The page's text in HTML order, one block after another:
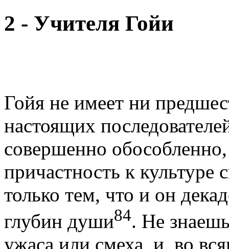
2 - Учителя Гойи
Гойя не имеет ни
настоящих
совершенно
причастность к культуре
только тем, что и он
глубин души84. Не
ужаса или смеха, и, во